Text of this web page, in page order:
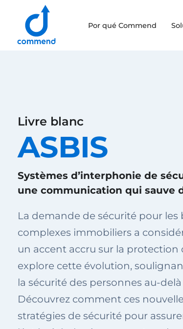
Scroll to content
Por qué Commend
Livre blanc
ASBIS
Systèmes d’interphonie de
une communication qui sauve
La demande de sécurité pour les
complexes immobiliers a
un accent accru sur la protection
explore cette évolution,
la sécurité des personnes au-
Découvrez comment ces
stratégies de sécurité pour